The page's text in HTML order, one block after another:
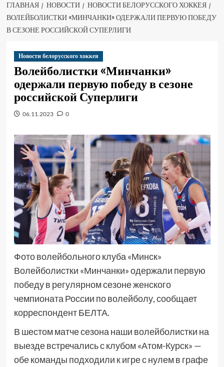
ГЛАВНАЯ НОВОСТИ
НОВОСТИ БЕЛОРУССКОГО ХОККЕЯ
ВОЛЕЙБОЛИСТКИ «МИНЧАНКИ» ОДЕРЖАЛИ ПЕРВУЮ ПОБЕДУ
В СЕЗОНЕ РОССИЙСКОЙ СУПЕРЛИГИ
Новости белорусского хоккея
Волейболистки «Минчанки»
одержали первую победу в сезоне
российской Суперлиги
06.11.2023 0
Фото волейбольного клуба «Минск»
Волейболистки «Минчанки» одержали первую
победу в регулярном сезоне женского
чемпионата России по волейболу, сообщает
корреспондент БЕЛТА.
В шестом матче сезона наши волейболистки на
выезде встречались с клубом «Атом-Курск» —
обе команды подходили к игре с нулем в графе